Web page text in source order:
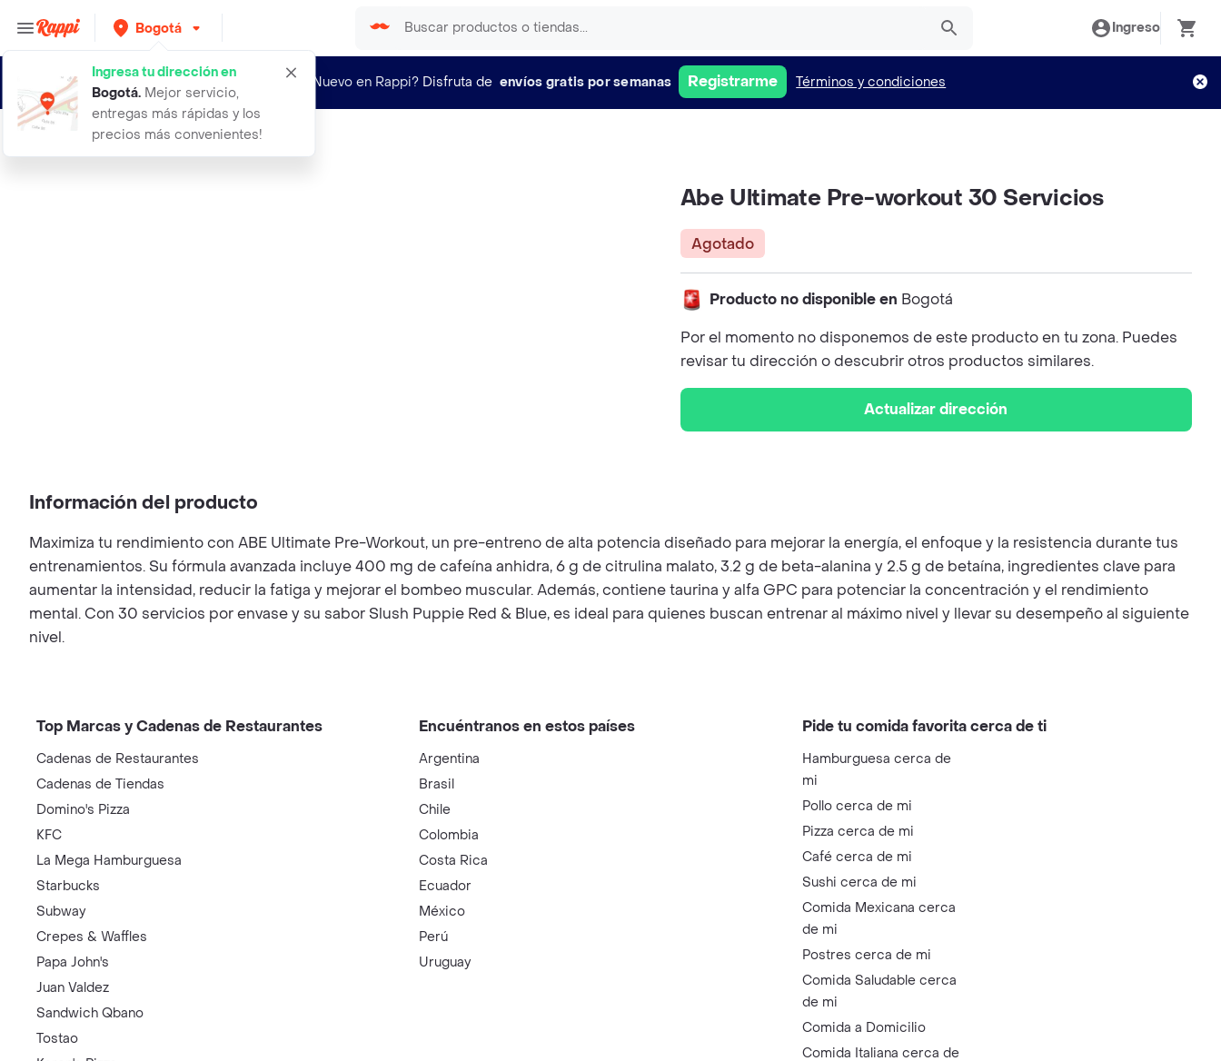
Bogotá
Ingresa tu dirección en
Bogotá. Mejor servicio,
entregas más rápidas y los
precios más convenientes!
Ingreso
¿Nuevo en Rappi? Disfruta de envíos gratis por semanas Registrarme Términos y condiciones
abe ultimate pre workout 30 servici
Abe Ultimate Pre-workout 30 Servicios
Agotado
Producto no disponible en Bogotá
Por el momento no disponemos de este producto en tu zona. Puedes
revisar tu dirección o descubrir otros productos similares.
Actualizar dirección
Información del producto
Maximiza tu rendimiento con ABE Ultimate Pre-Workout, un pre-entreno de alta potencia diseñado para mejorar la energía, el enfoque y la resistencia durante tus
entrenamientos. Su fórmula avanzada incluye 400 mg de cafeína anhidra, 6 g de citrulina malato, 3.2 g de beta-alanina y 2.5 g de betaína, ingredientes clave para
aumentar la intensidad, reducir la fatiga y mejorar el bombeo muscular. Además, contiene taurina y alfa GPC para potenciar la concentración y el rendimiento
mental. Con 30 servicios por envase y su sabor Slush Puppie Red & Blue, es ideal para quienes buscan entrenar al máximo nivel y llevar su desempeño al siguiente
nivel.
Top Marcas y Cadenas de Restaurantes
Cadenas de Restaurantes
Cadenas de Tiendas
Domino's Pizza
KFC
La Mega Hamburguesa
Starbucks
Subway
Crepes & Waffles
Papa John's
Juan Valdez
Sandwich Qbano
Tostao
Encuéntranos en estos países
Argentina
Brasil
Chile
Colombia
Costa Rica
Ecuador
México
Perú
Uruguay
Pide tu comida favorita cerca de ti
Hamburguesa cerca de
mi
Pollo cerca de mi
Pizza cerca de mi
Café cerca de mi
Sushi cerca de mi
Comida Mexicana cerca
de mi
Postres cerca de mi
Comida Saludable cerca
de mi
Comida a Domicilio
Comida Italiana cerca de